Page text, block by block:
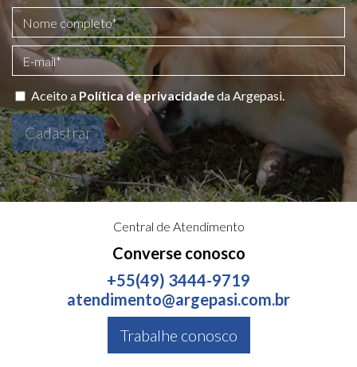
Aceito a Política de privacidadeda Argepasi.
Cadastrar
Central de Atendimento
Converse conosco
+55(49) 3444-9719
atendimento@argepasi.com.br
Trabalhe conosco